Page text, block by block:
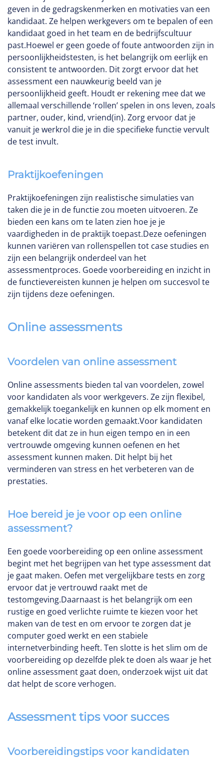
geven in de gedragskenmerken en motivaties van een
kandidaat. Ze helpen werkgevers om te bepalen of een
kandidaat goed in het team en de bedrijfscultuur
past.Hoewel er geen goede of foute antwoorden zijn in
persoonlijkheidstesten, is het belangrijk om eerlijk en
consistent te antwoorden. Dit zorgt ervoor dat het
assessment een nauwkeurig beeld van je
persoonlijkheid geeft. Houdt er rekening mee dat we
allemaal verschillende ‘rollen’ spelen in ons leven, zoals
partner, ouder, kind, vriend(in). Zorg ervoor dat je
vanuit je werkrol die je in die specifieke functie vervult
de test invult.
Praktijkoefeningen
Praktijkoefeningen zijn realistische simulaties van
taken die je in de functie zou moeten uitvoeren. Ze
bieden een kans om te laten zien hoe je je
vaardigheden in de praktijk toepast.Deze oefeningen
kunnen variëren van rollenspellen tot case studies en
zijn een belangrijk onderdeel van het
assessmentproces. Goede voorbereiding en inzicht in
de functievereisten kunnen je helpen om succesvol te
zijn tijdens deze oefeningen.
Online assessments
Voordelen van online assessment
Online assessments bieden tal van voordelen, zowel
voor kandidaten als voor werkgevers. Ze zijn flexibel,
gemakkelijk toegankelijk en kunnen op elk moment en
vanaf elke locatie worden gemaakt.Voor kandidaten
betekent dit dat ze in hun eigen tempo en in een
vertrouwde omgeving kunnen oefenen en het
assessment kunnen maken. Dit helpt bij het
verminderen van stress en het verbeteren van de
prestaties.
Hoe bereid je je voor op een online
assessment?
Een goede voorbereiding op een online assessment
begint met het begrijpen van het type assessment dat
je gaat maken. Oefen met vergelijkbare tests en zorg
ervoor dat je vertrouwd raakt met de
testomgeving.Daarnaast is het belangrijk om een
rustige en goed verlichte ruimte te kiezen voor het
maken van de test en om ervoor te zorgen dat je
computer goed werkt en een stabiele
internetverbinding heeft. Ten slotte is het slim om de
voorbereiding op dezelfde plek te doen als waar je het
online assessment gaat doen, onderzoek wijst uit dat
dat helpt de score verhogen.
Assessment tips voor succes
Voorbereidingstips voor kandidaten